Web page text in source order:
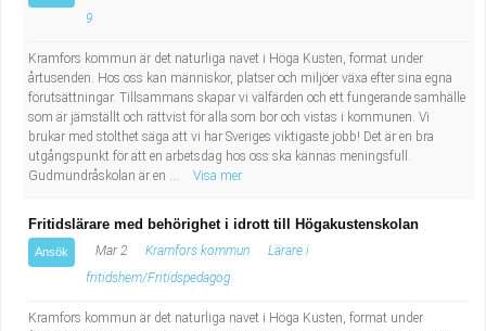
9
Kramfors kommun är det naturliga navet i Höga Kusten, format under
årtusenden. Hos oss kan människor, platser och miljöer växa efter sina egna
förutsättningar. Tillsammans skapar vi välfärden och ett fungerande samhälle
som är jämställt och rättvist för alla som bor och vistas i kommunen. Vi
brukar med stolthet säga att vi har Sveriges viktigaste jobb! Det är en bra
utgångspunkt för att en arbetsdag hos oss ska kännas meningsfull.
Gudmundråskolan är en ...
Visa mer
Fritidslärare med behörighet i idrott till Högakustenskolan
Ansök Mar 2 Kramfors kommun
Lärare i
fritidshem/Fritidspedagog
Kramfors kommun är det naturliga navet i Höga Kusten, format under